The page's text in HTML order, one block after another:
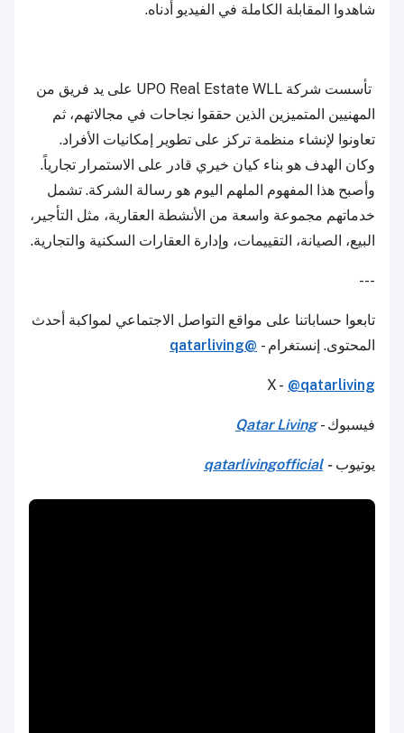
شاهدوا المقابلة الكاملة في الفيديو أدناه.
تأسست شركة UPO Real Estate WLL على يد فريق من
المهنيين المتميزين الذين حققوا نجاحات في مجالاتهم، ثم
تعاونوا لإنشاء منظمة تركز على تطوير إمكانيات الأفراد.
وكان الهدف هو بناء كيان خيري قادر على الاستمرار تجارياً.
وأصبح هذا المفهوم الملهم اليوم هو رسالة الشركة. تشمل
خدماتهم مجموعة واسعة من الأنشطة العقارية، مثل التأجير،
البيع، الصيانة، التقييمات، وإدارة العقارات السكنية والتجارية.
---
تابعوا حساباتنا على مواقع التواصل الاجتماعي لمواكبة أحدث
المحتوى. إنستغرام - @qatarliving
X - @qatarliving
فيسبوك -Qatar Living
يوتيوب-
qatarlivingofficial